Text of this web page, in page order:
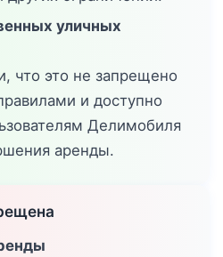
уличных
что это не запрещено
и доступно
Делимобиля
аренды.